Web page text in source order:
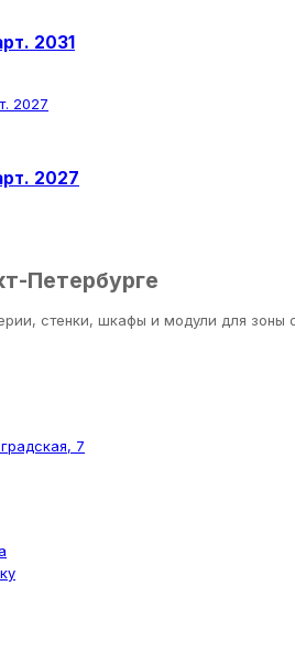
2031
2027
Петербурге
стенки, шкафы и модули для
7